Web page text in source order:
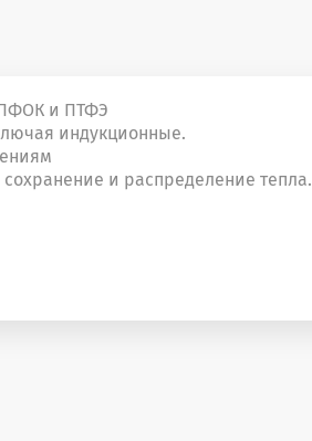
ПФОК и ПТФЭ
индукционные.
и распределение тепла.